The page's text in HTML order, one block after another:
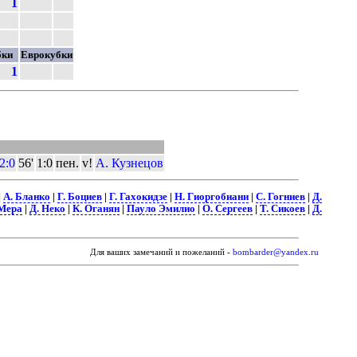
1
Еврокубки
1
56' 1:0 пен. v! А. Кузнецов
А. Бланко Г. Боциев| Г. Гахокидзе| Н. Гиоргобиани| С. Гогниев| Д.
| Д. Неко К. Оганян| Пауло Эмилио О. Сергеев| Т. Сикоев| Д.
Для ваших замечаний и пожеланий - bombarder@yandex.ru